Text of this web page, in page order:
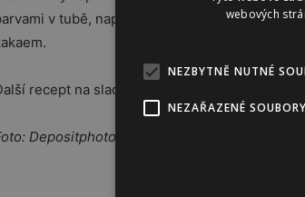
v tubě, například nápisem R.I.P.
recept na sladkou dobrotu naleznete
Depositphotos
webových
NEZBYTNĚ NUTNÉ
NEZAŘAZENÉ SOUBORY